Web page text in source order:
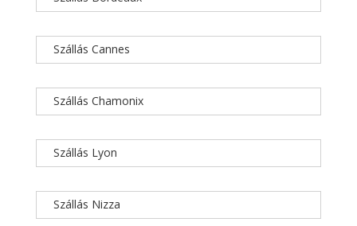
Szállás Cannes
Szállás Chamonix
Szállás Lyon
Szállás Nizza